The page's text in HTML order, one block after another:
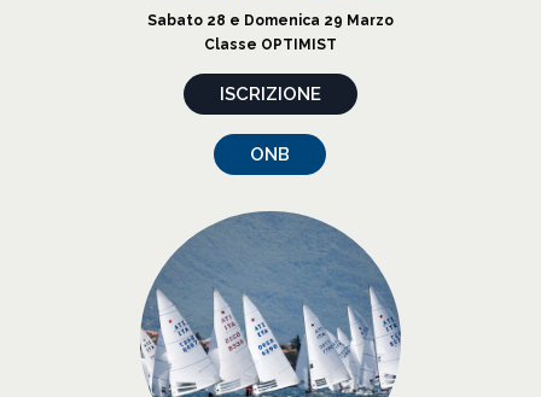
Sabato 28 e Domenica 29 Marzo
Classe OPTIMIST
ISCRIZIONE
ONB